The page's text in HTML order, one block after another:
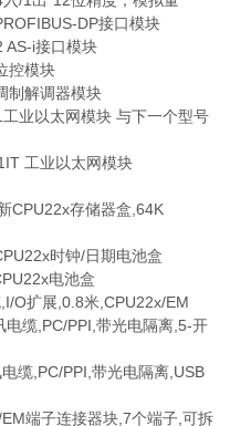
DP接口模块
AS-i接口模块
控模块
制解调器模块
业以太网模块 与下一个型号
工业以太网模块
CPU22x存储器盒,64K
时钟/日期电池盒
电池盒
O扩展,0.8米,CPU22x/EM
缆,PC/PPI,带光电隔离,5-开
缆,PC/PPI,带光电隔离,USB
端子连接器块,7个端子,可拆